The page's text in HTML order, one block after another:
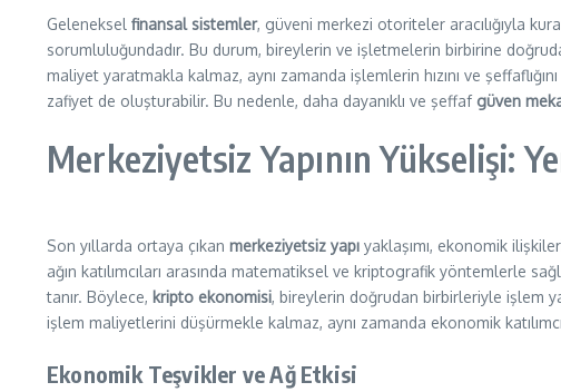
Geleneksel finansal sistemler, güveni merkezi otoriteler aracılığıyla
sorumluluğundadır. Bu durum, bireylerin ve işletmelerin birbirine
maliyet yaratmakla kalmaz, aynı zamanda işlemlerin hızını ve
zafiyet de oluşturabilir. Bu nedenle, daha dayanıklı ve şeffaf güven
Merkeziyetsiz Yapının Yükselişi:
Son yıllarda ortaya çıkan merkeziyetsiz yapı yaklaşımı, ekonomik
ağın katılımcıları arasında matematiksel ve kriptografik yöntemlerle
tanır. Böylece, kripto ekonomisi, bireylerin doğrudan birbirleriyle işlem
işlem maliyetlerini düşürmekle kalmaz, aynı zamanda ekonomik
Ekonomik Teşvikler ve Ağ Etkisi